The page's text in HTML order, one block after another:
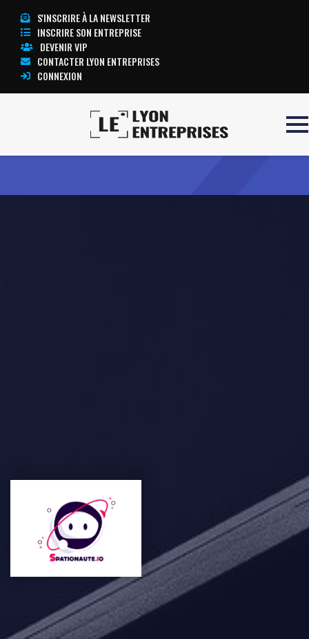
S'INSCRIRE À LA NEWSLETTER
INSCRIRE SON ENTREPRISE
DEVENIR VIP
CONTACTER LYON ENTREPRISES
CONNEXION